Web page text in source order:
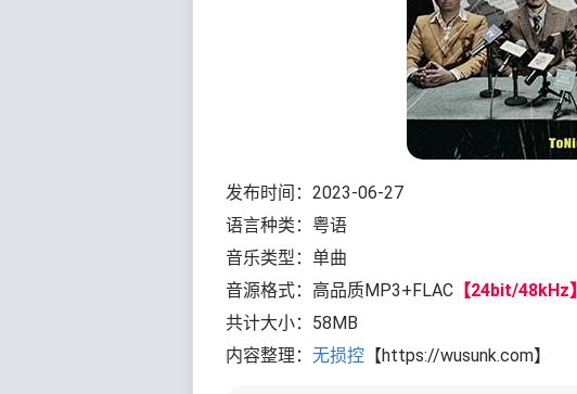
发布时间：2023-06-27
语言种类：粤语
音乐类型：单曲
音源格式：高品质MP3+FLAC 【24bit/48kHz】
共计大小：58MB
内容整理： 无损控 【https://wusunk.com】